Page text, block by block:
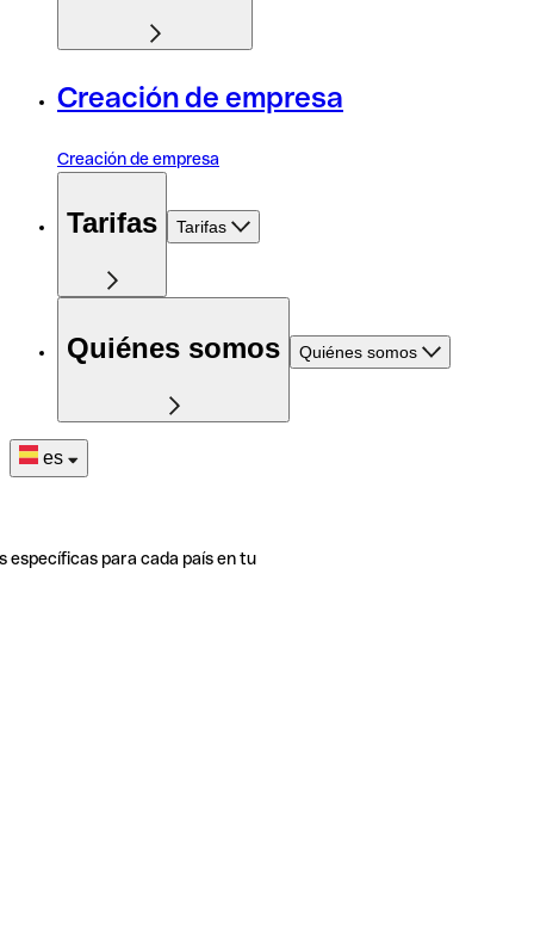
Creación de empresa
Creación de empresa
Tarifas Tarifas
Quiénes somos Quiénes somos
es
específicas para cada país en tu